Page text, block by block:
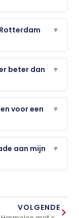
▼
beter dan
▼
voor een
▼
aan mijn
▼
VOLGENDE